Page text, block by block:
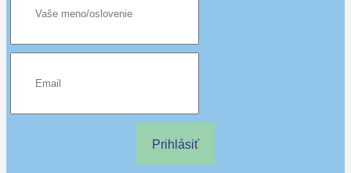
Prihlásiť